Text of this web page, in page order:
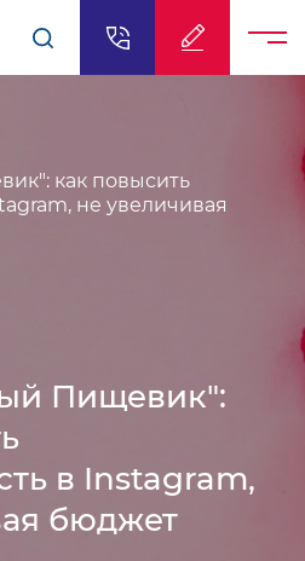
как повысить
не увеличивая
Пищевик":
в Instagram,
бюджет